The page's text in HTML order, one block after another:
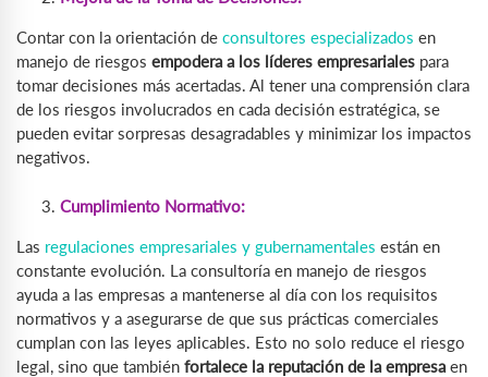
Contar con la orientación de consultores especializados en
manejo de riesgos empodera a los líderes empresariales para
tomar decisiones más acertadas. Al tener una comprensión clara
de los riesgos involucrados en cada decisión estratégica, se
pueden evitar sorpresas desagradables y minimizar los impactos
negativos.
Cumplimiento Normativo:
Las regulaciones empresariales y gubernamentales están en
constante evolución. La consultoría en manejo de riesgos
ayuda a las empresas a mantenerse al día con los requisitos
normativos y a asegurarse de que sus prácticas comerciales
cumplan con las leyes aplicables. Esto no solo reduce el riesgo
legal, sino que también fortalece la reputación de la empresa en